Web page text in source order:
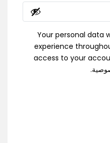
Your personal data
experience
access to your
.